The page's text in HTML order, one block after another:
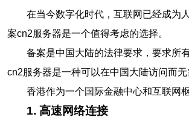
在当今数字化时代，互联网已经成为
案cn2服务器是一个值得考虑的选择。
备案是中国大陆的法律要求，要求所
cn2服务器是一种可以在中国大陆访问而无
香港作为一个国际金融中心和互联网
1. 高速网络连接